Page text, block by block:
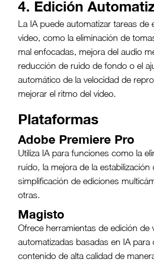
4. Edición
La IA puede automatizar tareas de
video, como la eliminación de
mal enfocadas, mejora del audio
reducción de ruido de fondo o el
automático de la velocidad de
mejorar el ritmo del video.
Plataformas
Adobe Premiere Pro
Utiliza IA para funciones como la
ruido, la mejora de la estabilización
simplificación de ediciones
otras.
Magisto
Ofrece herramientas de edición de
automatizadas basadas en IA para
contenido de alta calidad de